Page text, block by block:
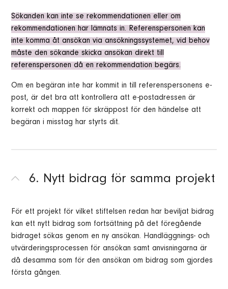
Sökanden kan inte se rekommendationen eller om
rekommendationen har lämnats in. Referenspersonen kan
inte komma åt ansökan via ansökningssystemet, vid behov
måste den sökande skicka ansökan direkt till
referenspersonen då en rekommendation begärs.
Om en begäran inte har kommit in till referenspersonens e-
post, är det bra att kontrollera att e-postadressen är
korrekt och mappen för skräppost för den händelse att
begäran i misstag har styrts dit.
6. Nytt bidrag för samma projekt
För ett projekt för vilket stiftelsen redan har beviljat bidrag
kan ett nytt bidrag som fortsättning på det föregående
bidraget sökas genom en ny ansökan. Handläggnings- och
utvärderingsprocessen för ansökan samt anvisningarna är
då desamma som för den ansökan om bidrag som gjordes
första gången.